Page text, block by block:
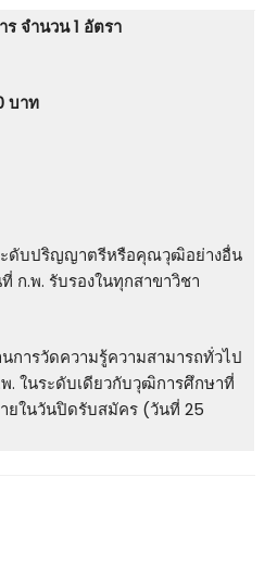
จำนวน 1 อัตรา
บาท
ดับปริญญาตรีหรือคุณวุฒิอย่างอื่น
ก.พ. รับรองในทุกสาขาวิชา
การวัดความรู้ความสามารถทั่วไป
. ในระดับเดียวกับวุฒิการศึกษาที่
ยในวันปิดรับสมัคร (วันที่ 25